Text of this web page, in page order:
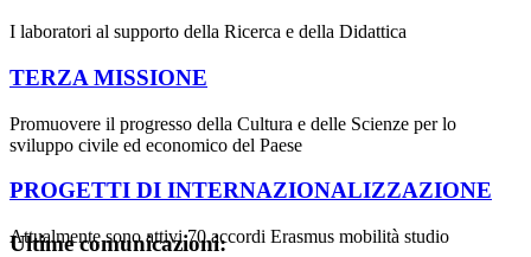
I laboratori al supporto della Ricerca e della Didattica
TERZA MISSIONE
Promuovere il progresso della Cultura e delle Scienze per lo
sviluppo civile ed economico del Paese
PROGETTI DI INTERNAZIONALIZZAZIONE
Attualmente sono attivi 70 accordi Erasmus mobilità studio
Ultime comunicazioni: